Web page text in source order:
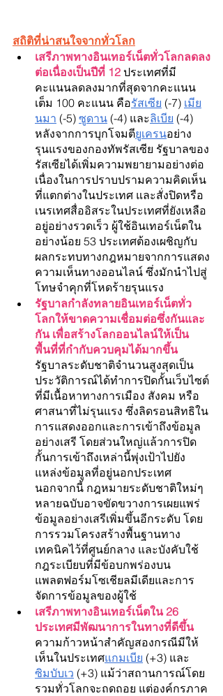
สถิติที่น่าสนใจจากทั่วโลก
เสรีภาพทางอินเทอร์เน็ตทั่วโลกลดลง
ต่อเนื่องเป็นปีที่ 12 ประเทศที่มี
คะแนนลดลงมากที่สุดจากคะแนน
เต็ม 100 คะแนน คือรัสเซีย (-7) เมีย
นมา (-5) ซูดาน (-4) และลิเบีย (-4)
หลังจากการบุกโจมตียูเครนอย่าง
รุนแรงของกองทัพรัสเซีย รัฐบาลของ
รัสเซียได้เพิ่มความพยายามอย่างต่อ
เนื่องในการปราบปรามความคิดเห็น
ที่แตกต่างในประเทศ และสั่งปิดหรือ
เนรเทศสื่ออิสระในประเทศที่ยังเหลือ
อยู่อย่างรวดเร็ว ผู้ใช้อินเทอร์เน็ตใน
อย่างน้อย 53 ประเทศต้องเผชิญกับ
ผลกระทบทางกฎหมายจากการแสดง
ความเห็นทางออนไลน์ ซึ่งมักนำไปสู่
โทษจำคุกที่โหดร้ายรุนแรง
รัฐบาลกำลังทลายอินเทอร์เน็ตทั่ว
โลกให้ขาดความเชื่อมต่อซึ่งกันและ
กัน เพื่อสร้างโลกออนไลน์ให้เป็น
พื้นที่ที่กำกับควบคุมได้มากขึ้น
รัฐบาลระดับชาติจำนวนสูงสุดเป็น
ประวัติการณ์ได้ทำการปิดกั้นเว็บไซต์
ที่มีเนื้อหาทางการเมือง สังคม หรือ
ศาสนาที่ไม่รุนแรง ซึ่งลิดรอนสิทธิใน
การแสดงออกและการเข้าถึงข้อมูล
อย่างเสรี โดยส่วนใหญ่แล้วการปิด
กั้นการเข้าถึงเหล่านี้พุ่งเป้าไปยัง
แหล่งข้อมูลที่อยู่นอกประเทศ
นอกจากนี้ กฎหมายระดับชาติใหม่ๆ
หลายฉบับอาจขัดขวางการเผยแพร่
ข้อมูลอย่างเสรีเพิ่มขึ้นอีกระดับ โดย
การรวมโครงสร้างพื้นฐานทาง
เทคนิคไว้ที่ศูนย์กลาง และบังคับใช้
กฎระเบียบที่มีข้อบกพร่องบน
แพลตฟอร์มโซเชียลมีเดียและการ
จัดการข้อมูลของผู้ใช้
เสรีภาพทางอินเทอร์เน็ตใน 26
ประเทศมีพัฒนาการในทางที่ดีขึ้น
ความก้าวหน้าสำคัญสองกรณีมีให้
เห็นในประเทศแกมเบีย (+3) และ
ซิมบับเว (+3) แม้ว่าสถานการณ์โดย
รวมทั่วโลกจะถดถอย แต่องค์กรภาค